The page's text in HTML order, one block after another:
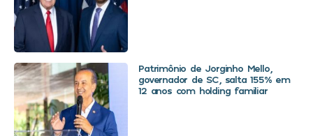
Patrimônio de Jorginho Mello,
governador de SC, salta 155% em
12 anos com holding familiar